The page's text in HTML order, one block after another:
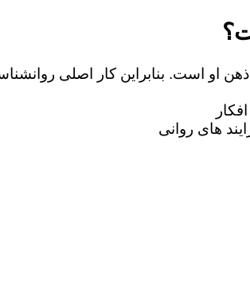
ذهن او است. بنابراین کار اصلی
های روانی